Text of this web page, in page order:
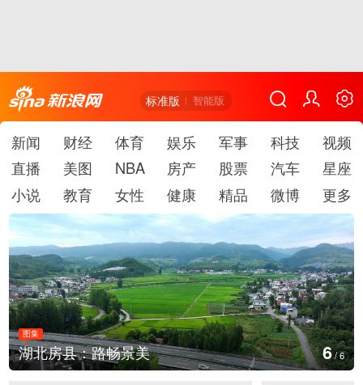
标准版 智能版
新闻 财经 体育 娱乐 军事 科技
视频
直播
美图 NBA 房产 股票 汽车
星座
小说
教育 女性 健康 精品 微博 更多
房县：路畅景美
图集
德国
1/6